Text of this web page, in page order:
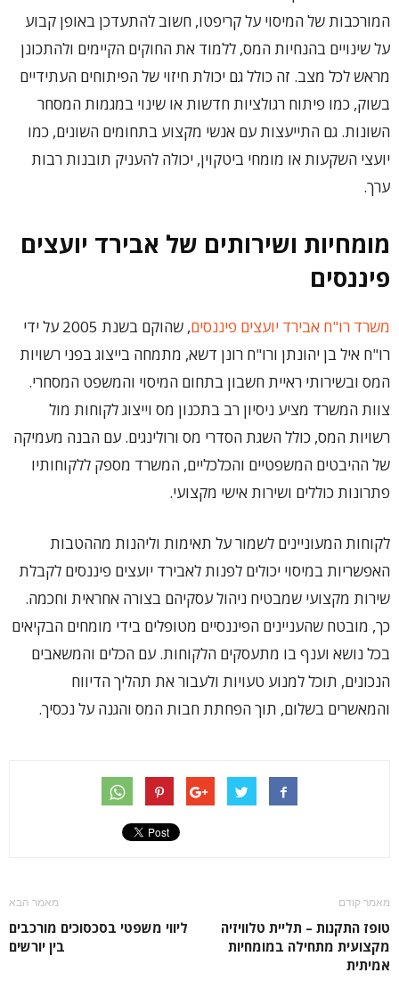
המורכבות של המיסוי על קריפטו, חשוב להתעדכן באופן קבוע
על שינויים בהנחיות המס, ללמוד את החוקים הקיימים ולהתכונן
מראש לכל מצב. זה כולל גם יכולת חיזוי של הפיתוחים העתידיים
בשוק, כמו פיתוח רגולציות חדשות או שינוי במגמות המסחר
השונות. גם התייעצות עם אנשי מקצוע בתחומים השונים, כמו
יועצי השקעות או מומחי ביטקוין, יכולה להעניק תובנות רבות
ערך.
מומחיות ושירותים של אבירד יועצים
פיננסים
משרד רו"ח אבירד יועצים פיננסים
, שהוקם בשנת 2005 על ידי
רו"ח איל בן יהונתן ורו"ח רונן דשא, מתמחה בייצוג בפני רשויות
המס ובשירותי ראיית חשבון בתחום המיסוי והמשפט המסחרי.
צוות המשרד מציע ניסיון רב בתכנון מס וייצוג לקוחות מול
רשויות המס, כולל השגת הסדרי מס ורולינגים. עם הבנה מעמיקה
של ההיבטים המשפטיים והכלכליים, המשרד מספק ללקוחותיו
פתרונות כוללים ושירות אישי מקצועי.
לקוחות המעוניינים לשמור על תאימות וליהנות מההטבות
האפשריות במיסוי יכולים לפנות לאבירד יועצים פיננסים לקבלת
שירות מקצועי שמבטיח ניהול עסקיהם בצורה אחראית וחכמה.
כך, מובטח שהעניינים הפיננסיים מטופלים בידי מומחים הבקיאים
בכל נושא וענף בו מתעסקים הלקוחות. עם הכלים והמשאבים
הנכונים, תוכל למנוע טעויות ולעבור את תהליך הדיווח
והמאשרים בשלום, תוך הפחתת חבות המס והגנה על נכסיך.
מאמר קודם
טופז התקנות – תליית טלוויזיה
מקצועית מתחילה במומחיות
אמיתית
מאמר הבא
ליווי משפטי בסכסוכים מורכבים
בין יורשים